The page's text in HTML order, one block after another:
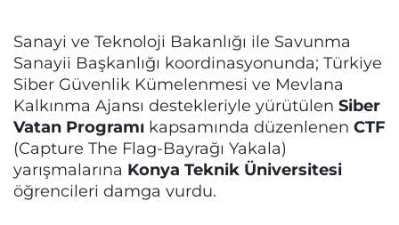
Sanayi ve Teknoloji Bakanlığı ile Savunma
Sanayii Başkanlığı koordinasyonunda; Türkiye
Siber Güvenlik Kümelenmesi ve Mevlana
Kalkınma Ajansı destekleriyle yürütülen Siber
Vatan Programı kapsamında düzenlenen CTF
(Capture The Flag-Bayrağı Yakala)
yarışmalarına Konya Teknik Üniversitesi
öğrencileri damga vurdu.